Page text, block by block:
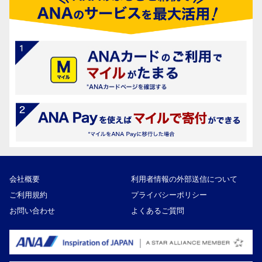
会社概要
利用者情報の外部送信について
ご利用規約
プライバシーポリシー
お問い合わせ
よくあるご質問